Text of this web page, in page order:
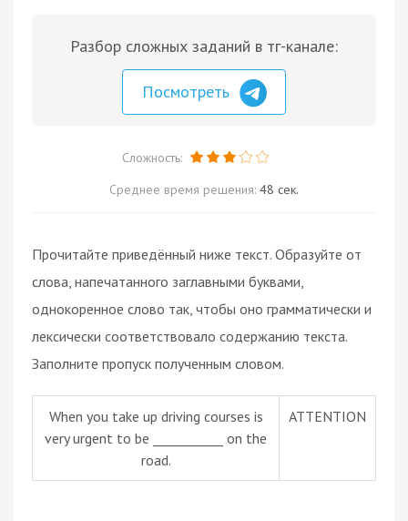
Разбор сложных заданий в тг-канале:
Посмотреть
Сложность:
Среднее время решения: 48 сек.
Прочитайте приведённый ниже текст. Образуйте от
слова, напечатанного заглавными буквами,
однокоренное слово так, чтобы оно грамматически и
лексически соответствовало содержанию текста.
Заполните пропуск полученным словом.
When you take up driving courses is
very urgent to be ___________ on the
road.
ATTENTION